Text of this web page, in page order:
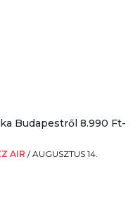
Budapestről 8.990 Ft-
AIR /AUGUSZTUS 14.